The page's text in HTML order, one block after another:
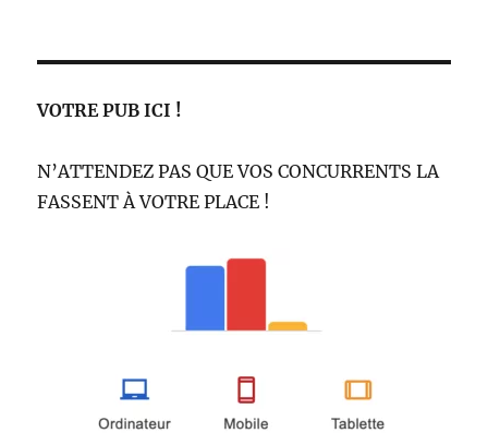
VOTRE PUB ICI !
N’ATTENDEZ PAS QUE VOS CONCURRENTS LA
FASSENT À VOTRE PLACE !